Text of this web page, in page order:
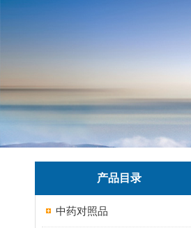
产品目录
中药对照品